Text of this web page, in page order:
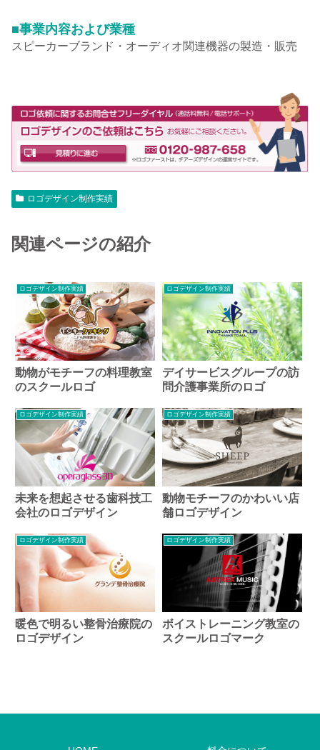
■事業内容および業種
スピーカーブランド・オーディオ関連機器の製造・販売
ロゴデザイン制作実績
関連ページの紹介
ロゴデザイン制作実績
動物がモチーフの料理教室
のスクールロゴ
ロゴデザイン制作実績
デイサービスグループの訪
問介護事業所のロゴ
ロゴデザイン制作実績
未来を想起させる歯科技工
会社のロゴデザイン
ロゴデザイン制作実績
動物モチーフのかわいい店
舗ロゴデザイン
ロゴデザイン制作実績
暖色で明るい整骨治療院の
ロゴデザイン
ロゴデザイン制作実績
ボイストレーニング教室の
スクールロゴマーク